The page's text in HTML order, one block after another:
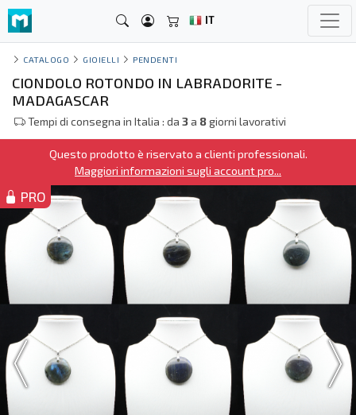
IT
CATALOGO GIOIELLI PENDENTI
CIONDOLO ROTONDO IN LABRADORITE -
MADAGASCAR
Tempi di consegna in Italia : da 3a 8giorni lavorativi
Questo prodotto è riservato a clienti professionali.
Maggiori informazioni sugli account pro...
PRO